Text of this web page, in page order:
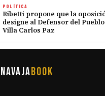
POLÍTICA
Ribetti propone que la
designe al Defensor del
Villa Carlos Paz
NAVAJABOOK